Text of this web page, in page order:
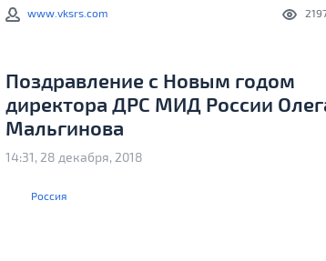
www.vksrs.com
Поздравление с Новым годом
директора ДРС МИД России
Мальгинова
14:31, 28 декабря, 2018
Россия